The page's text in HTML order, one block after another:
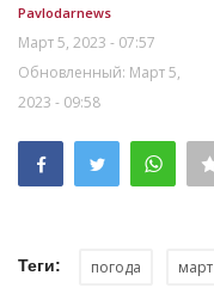
Курултай
Язык
Pavlodarnews
Март 5, 2023 - 07:57
Обновленный: Март 5,
2023 - 09:58
Теги: погода март